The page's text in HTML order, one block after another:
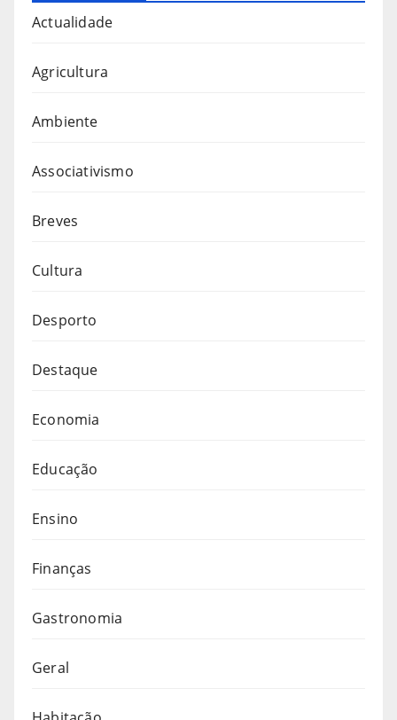
Actualidade
Agricultura
Ambiente
Associativismo
Breves
Cultura
Desporto
Destaque
Economia
Educação
Ensino
Finanças
Gastronomia
Geral